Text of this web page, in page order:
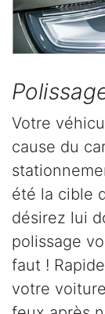
Votre
cause du
été la cible
désirez lui
polissage
faut !
votre